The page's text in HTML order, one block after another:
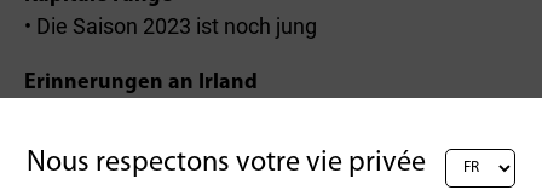
• Die Saison 2023 ist noch jung
Erinnerungen an Irland
Nous respectons votre vie privée